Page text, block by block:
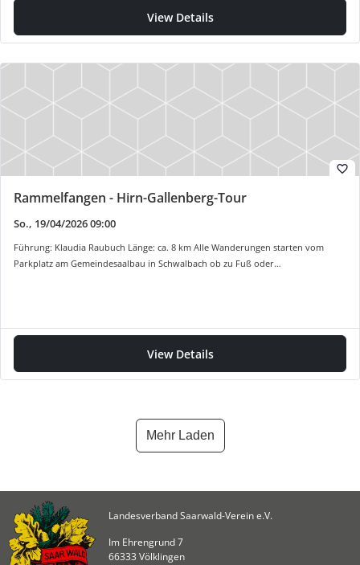
View Details
favorite_border
Rammelfangen - Hirn-Gallenberg-Tour
So., 19/04/2026 09:00
Führung: Klaudia Raubuch Länge: ca. 8 km Alle Wanderungen starten vom
Parkplatz am Gemeindesaalbau in Schwalbach ob zu Fuß oder…
View Details
Mehr Laden
Landesverband Saarwald-Verein e.V.
Im Ehrengrund 7
66333 Völklingen